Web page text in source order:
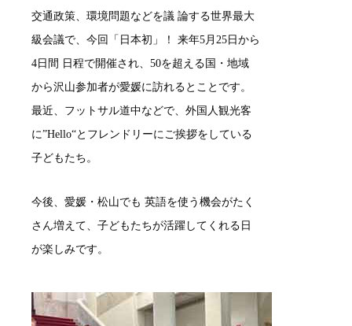
交通政策、環境問題などを議 論する世界最大
級会議で、今回「日本初」！ 来年5月25日から
4日間 日程で開催され、50を超える国・地域
から沢山参加者が愛媛に訪れるとことです。
最近、フットサル道中などで、外国人観光客
に”Hello“とフレンドリーにご挨拶をしている
子どもたち。
今後、愛媛・松山でも 英語を使う機会がたく
さん増えて、子どもたちが活躍してくれる日
が楽しみです。